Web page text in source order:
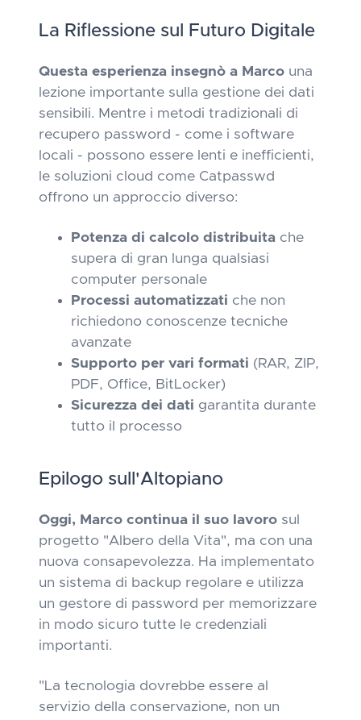
La Riflessione sul Futuro Digitale
Questa esperienza insegnò a Marco una
lezione importante sulla gestione dei dati
sensibili. Mentre i metodi tradizionali di
recupero password - come i software
locali - possono essere lenti e inefficienti,
le soluzioni cloud come Catpasswd
offrono un approccio diverso:
Potenza di calcolo distribuita che
supera di gran lunga qualsiasi
computer personale
Processi automatizzati che non
richiedono conoscenze tecniche
avanzate
Supporto per vari formati (RAR, ZIP,
PDF, Office, BitLocker)
Sicurezza dei dati garantita durante
tutto il processo
Epilogo sull'Altopiano
Oggi, Marco continua il suo lavoro sul
progetto "Albero della Vita", ma con una
nuova consapevolezza. Ha implementato
un sistema di backup regolare e utilizza
un gestore di password per memorizzare
in modo sicuro tutte le credenziali
importanti.
"La tecnologia dovrebbe essere al
servizio della conservazione, non un